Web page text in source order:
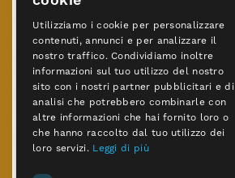
Contatti
Centri Don Vecchi
Richiedi un alloggio
Centro 1 e 2
Centro 3
Centro 4
Utilizziamo i cookie per personalizzare
contenuti, annunci e per analizzare il
nostro traffico. Condividiamo inoltre
informazioni sul tuo utilizzo del nostro
sito con i nostri partner pubblicitari e di
analisi che potrebbero combinarle con
altre informazioni che hai fornito loro o
che hanno raccolto dal tuo utilizzo dei
loro servizi. Leggi di più